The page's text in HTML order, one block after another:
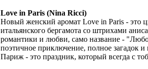
Love in Paris (Nina Ricci)
Новый женский аромат Love in Paris - это
итальянского бергамота со штрихами
романтики и любви, само название -
поэтичное приключение, полное загадок
Париж - это праздник, который всегда с